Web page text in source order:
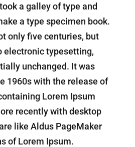
a galley of type and
a type specimen book.
only five centuries, but
electronic typesetting,
unchanged. It was
1960s with the release of
Lorem Ipsum
recently with desktop
like Aldus PageMaker
of Lorem Ipsum.